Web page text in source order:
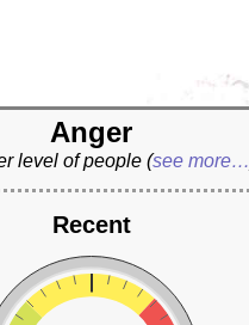
Anger
level of people(see more…
Recent